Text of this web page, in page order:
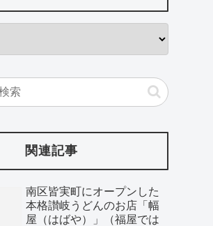
関連記事
南区皆実町にオープンした
本格讃岐うどんのお店「幅
屋（はばや）」（福屋では